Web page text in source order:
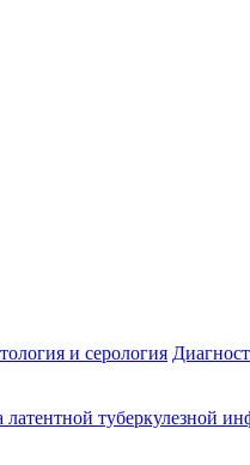
и серология
латентной туберкулезной